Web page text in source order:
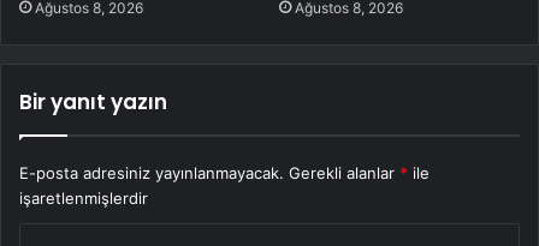
Ağustos 8, 2026 Ağustos 8, 2026
Bir yanıt yazın
E-posta adresiniz yayınlanmayacak. Gerekli alanlar * ile
işaretlenmişlerdir